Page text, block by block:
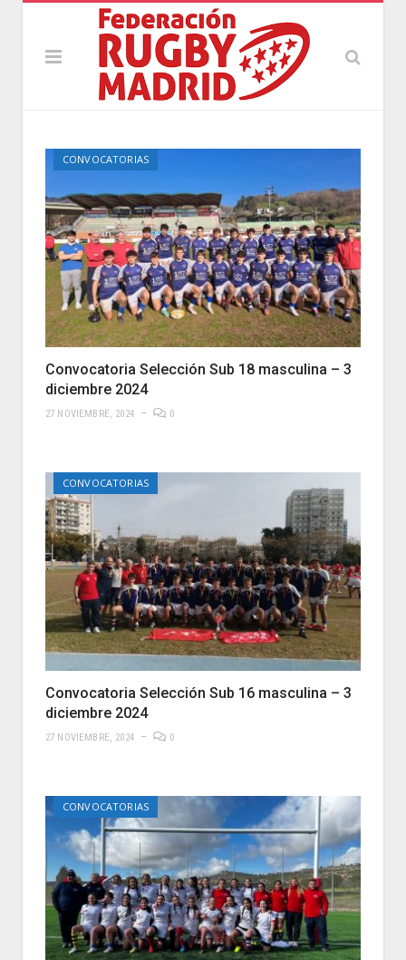
CONVOCATORIAS
Convocatoria Selección Sub 18 masculina – 3
diciembre 2024
27 NOVIEMBRE, 2024 0
CONVOCATORIAS
Convocatoria Selección Sub 16 masculina – 3
diciembre 2024
27 NOVIEMBRE, 2024 0
CONVOCATORIAS